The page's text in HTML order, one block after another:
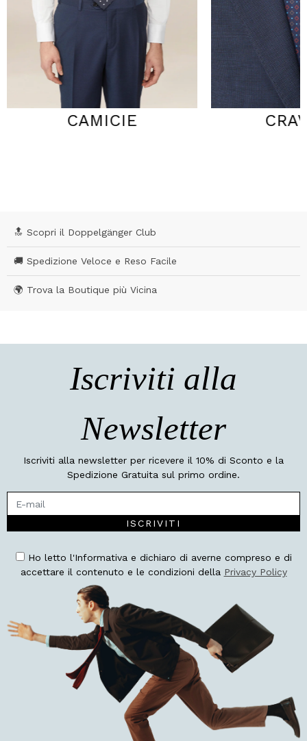
CRAVATTE
🔝 Scopri il Doppelgänger Club
🚚 Spedizione Veloce e Reso Facile
🌍 Trova la Boutique più Vicina
Iscriviti alla
Newsletter
Iscriviti alla newsletter per ricevere il 10% di Sconto e la
Spedizione Gratuita sul primo ordine.
ISCRIVITI
Ho letto l'Informativa e dichiaro di averne compreso e di
accettare il contenuto e le condizioni della Privacy Policy